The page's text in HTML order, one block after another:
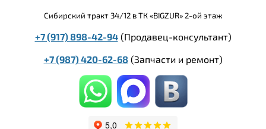
Сибирский тракт 34/12 в ТК «BIGZUR» 2-ой этаж
+7 (917) 898-42-94(Продавец-консультант)
+7 (987) 420-62-68 (Запчасти и ремонт)